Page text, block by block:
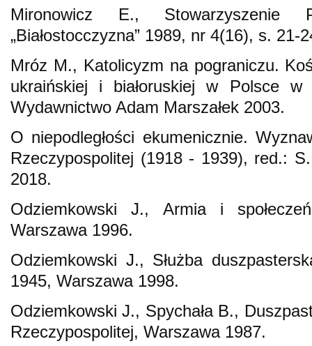
Mironowicz E., Stowarzyszenie
„Białostocczyzna” 1989, nr 4(16), s. 21-
Mróz M., Katolicyzm na pograniczu.
ukraińskiej i białoruskiej w Polsce w
Wydawnictwo Adam Marszałek 2003.
O niepodległości ekumenicznie.
Rzeczypospolitej (1918 - 1939), red.:
2018.
Odziemkowski J., Armia i
Warszawa 1996.
Odziemkowski J., Służba
1945, Warszawa 1998.
Odziemkowski J., Spychała B.,
Rzeczypospolitej, Warszawa 1987.